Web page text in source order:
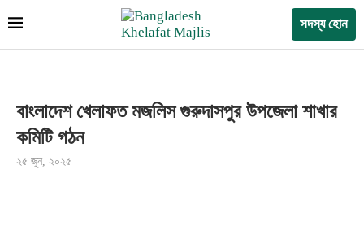
সদস্য হোন
বাংলাদেশ খেলাফত মজলিস গুরুদাসপুর উপজেলা শাখার
কমিটি গঠন
২৫ জুন, ২০২৫